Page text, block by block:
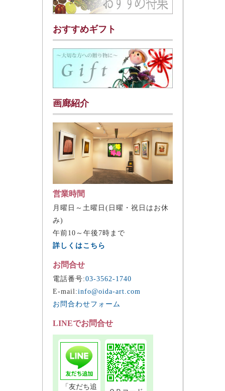
おすすめギフト
画廊紹介
営業時間
月曜日～土曜日(日曜・祝日はお休
み)
午前10～午後7時まで
詳しくはこちら
お問合せ
電話番号:03-3562-1740
E-mail:info@oida-art.com
お問合わせフォーム
LINEでお問合せ
「友だち追